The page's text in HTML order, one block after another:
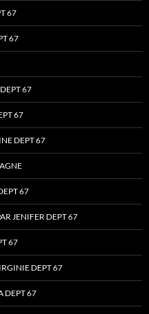
67
67
67
67
DEPT 67
67
JENIFER DEPT 67
67
DEPT 67
DEPT 67